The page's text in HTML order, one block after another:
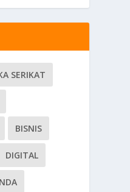
SERIKAT
BISNIS
DIGITAL